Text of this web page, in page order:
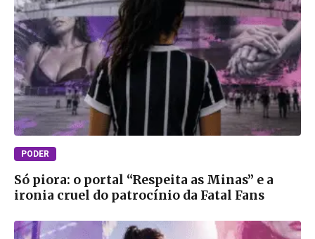
PODER
Só piora: o portal “Respeita as Minas” e a
ironia cruel do patrocínio da Fatal Fans